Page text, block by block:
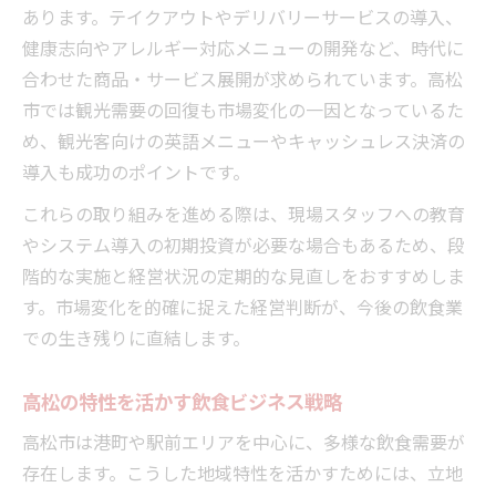
あります。テイクアウトやデリバリーサービスの導入、
健康志向やアレルギー対応メニューの開発など、時代に
合わせた商品・サービス展開が求められています。高松
市では観光需要の回復も市場変化の一因となっているた
め、観光客向けの英語メニューやキャッシュレス決済の
導入も成功のポイントです。
これらの取り組みを進める際は、現場スタッフへの教育
やシステム導入の初期投資が必要な場合もあるため、段
階的な実施と経営状況の定期的な見直しをおすすめしま
す。市場変化を的確に捉えた経営判断が、今後の飲食業
での生き残りに直結します。
高松の特性を活かす飲食ビジネス戦略
高松市は港町や駅前エリアを中心に、多様な飲食需要が
存在します。こうした地域特性を活かすためには、立地